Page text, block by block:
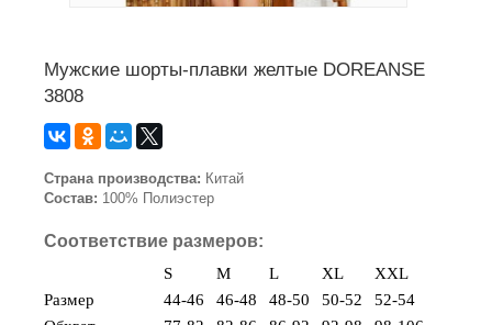
Мужские шорты-плавки желтые DOREANSE
3808
Страна производства: Китай
Состав: 100% Полиэстер
Соответствие размеров:
S M L XL
XXL
Размер
44-46 46-48 48-50 50-52
52-54